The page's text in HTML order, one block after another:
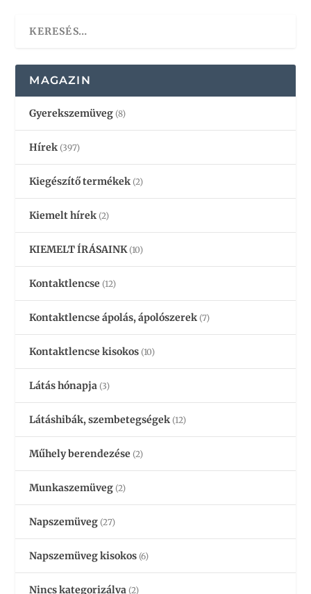
MAGAZIN
Gyerekszemüveg (8)
Hírek (397)
Kiegészítő termékek (2)
Kiemelt hírek (2)
KIEMELT ÍRÁSAINK (10)
Kontaktlencse (12)
Kontaktlencse ápolás, ápolószerek (7)
Kontaktlencse kisokos (10)
Látás hónapja (3)
Látáshibák, szembetegségek (12)
Műhely berendezése (2)
Munkaszemüveg (2)
Napszemüveg (27)
Napszemüveg kisokos (6)
Nincs kategorizálva (2)